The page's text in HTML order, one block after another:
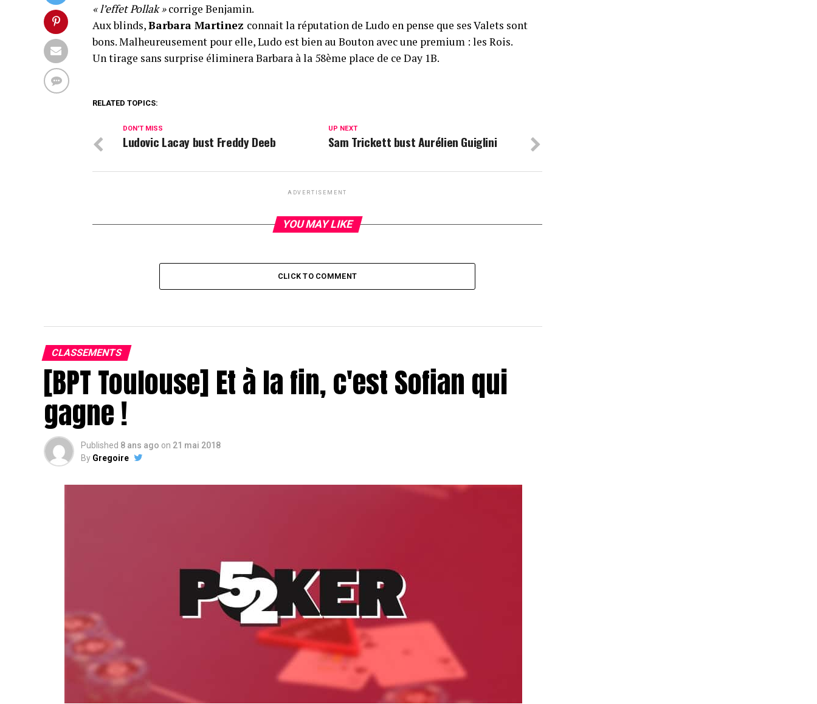
« l’effet Pollak »corrige Benjamin.
Aux blinds,Barbara Martinez connait la réputation de Ludo en pense que ses Valets sont
bons. Malheureusement pour elle, Ludo est bien au Bouton avec une premium : les Rois.
Un tirage sans surprise éliminera Barbara à la 58ème place de ce Day 1B.
RELATED TOPICS:
UP NEXT
Sam Trickett bust Aurélien Guiglini
DON'T MISS
Ludovic Lacay bust Freddy Deeb
ADVERTISEMENT
YOU MAY LIKE
CLICK TO COMMENT
CLASSEMENTS
[BPT Toulouse] Et à la fin, c'est Sofian qui
gagne !
Published 8 ans ago on 21 mai 2018
By Gregoire